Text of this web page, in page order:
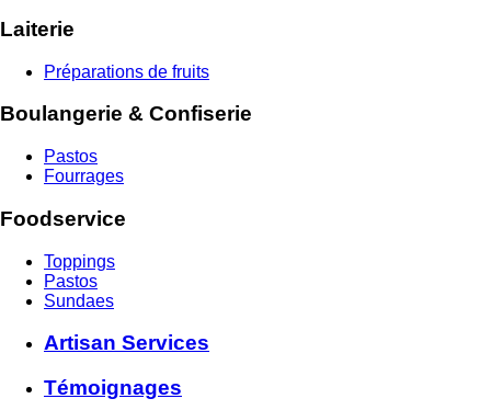
Laiterie
Préparations de fruits
Boulangerie & Confiserie
Pastos
Fourrages
Foodservice
Toppings
Pastos
Sundaes
Artisan Services
Témoignages